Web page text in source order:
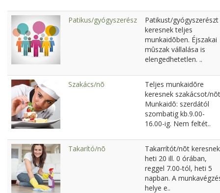
Patikus/gyógyszerész
Patikust/gyógyszerészt
keresnek teljes
munkaidõben. Éjszakai
mûszak vállalása is
elengedhetetlen. ..
Szakács/nõ
Teljes munkaidõre
keresnek szakácsot/
Munkaidõ: szerdától
szombatig kb.9.00-
16.00-ig. Nem feltét..
Takarító/nõ
Takarrítót/nõt keresnek
heti 20 ill. 0 órában,
reggel 7.00-tól, heti 5
napban. A
helye e..